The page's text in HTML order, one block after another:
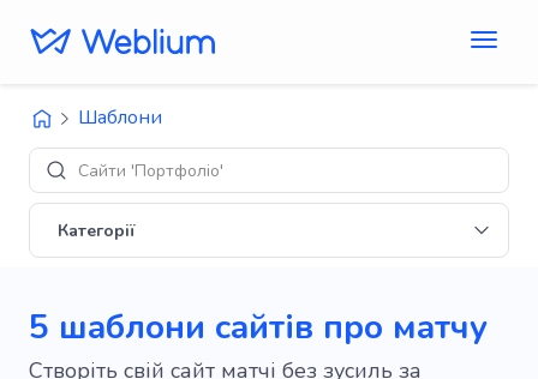
Шаблони
Сайти 'Портфоліо'
Категорії
5 шаблони сайтів про матчу
Створіть свій сайт матчі без зусиль за